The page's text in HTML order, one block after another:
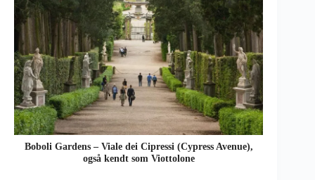
Boboli Gardens – Viale dei Cipressi (Cypress Avenue),
også kendt som Viottolone